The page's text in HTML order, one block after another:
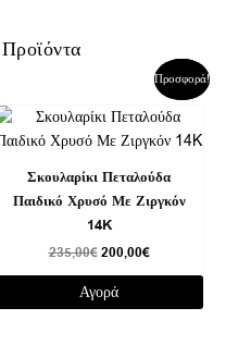
Προσφορά!
Προσφορά!
Σκουλαρίκι Πεταλούδα
Παιδικό Χρυσό Με Ζιργκόν
14K
235,00€
235,00€.
200,00€
Η
τρέχουσα
είναι:
200,00€.
Αγορά